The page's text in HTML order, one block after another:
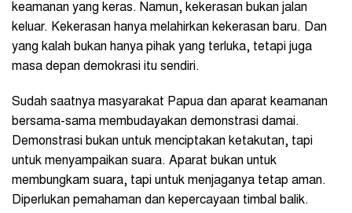
keamanan yang keras. Namun, kekerasan bukan jalan
keluar. Kekerasan hanya melahirkan kekerasan baru. Dan
yang kalah bukan hanya pihak yang terluka, tetapi juga
masa depan demokrasi itu sendiri.
Sudah saatnya masyarakat Papua dan aparat keamanan
bersama-sama membudayakan demonstrasi damai.
Demonstrasi bukan untuk menciptakan ketakutan, tapi
untuk menyampaikan suara. Aparat bukan untuk
membungkam suara, tapi untuk menjaganya tetap aman.
Diperlukan pemahaman dan kepercayaan timbal balik.